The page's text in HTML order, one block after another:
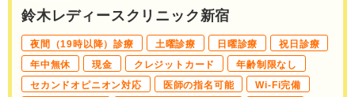
鈴木レディースクリニック新宿
夜間（19時以降）診療 土曜診療 日曜診療
祝日診療
年中無休
現金 クレジットカード
年齢制限なし
セカンドオピニオン対応
医師の指名可能
Wi-Fi完備